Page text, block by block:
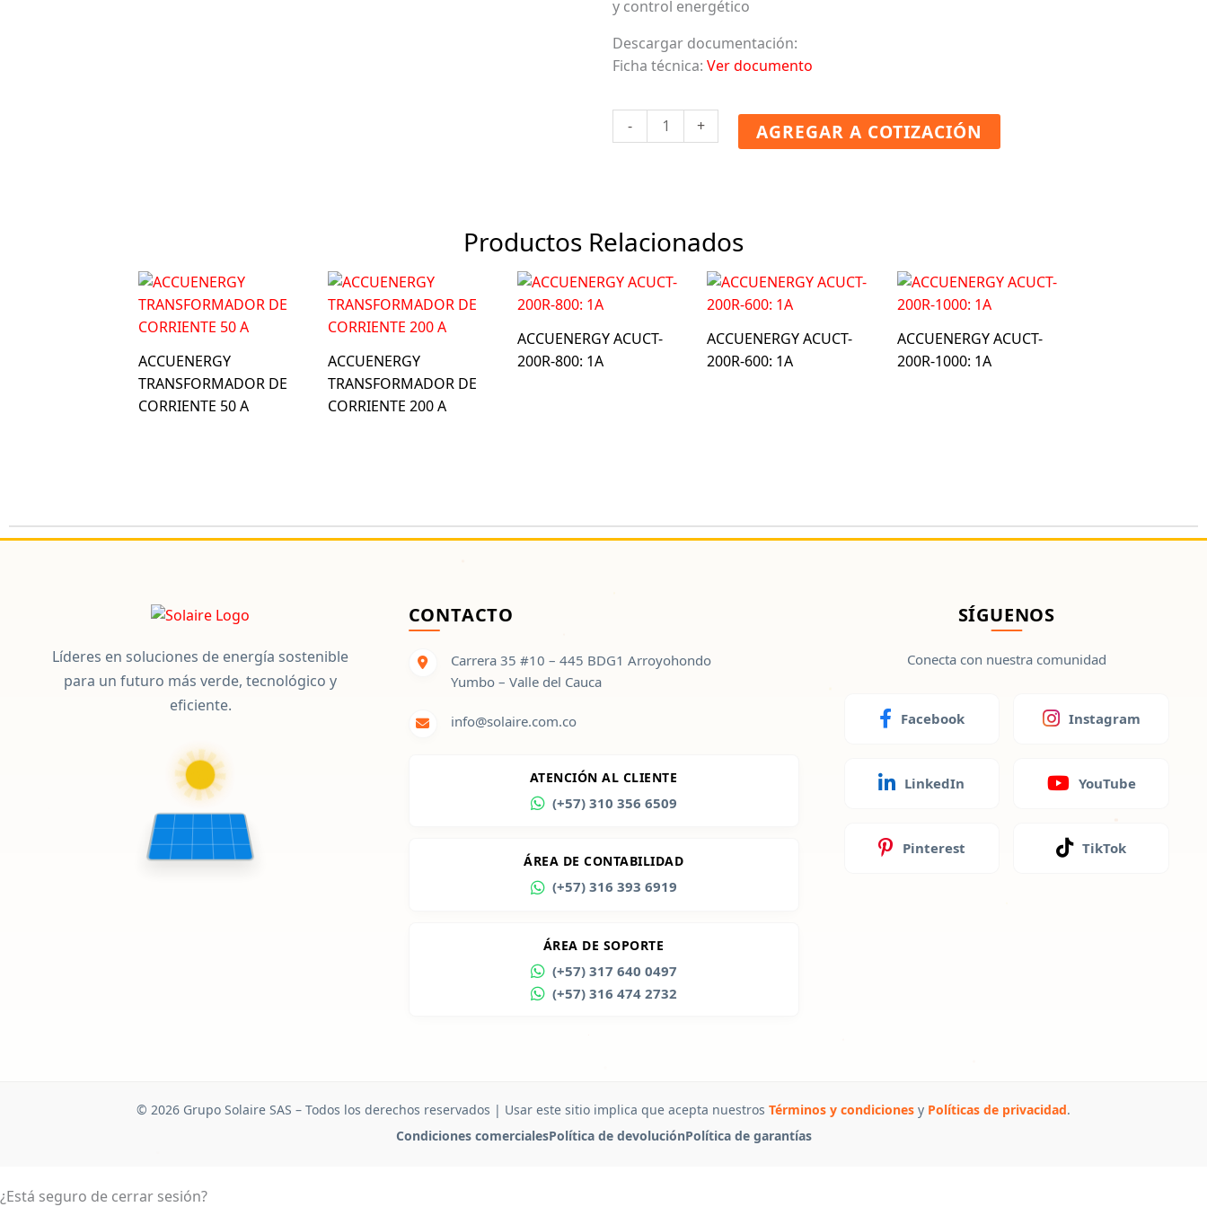
y control energético
Descargar documentación:
Ficha técnica: Ver documento
-
ACCUENERGY
TRANSFORMADOR
A
cantidad
+ AGREGAR A COTIZACIÓN
Productos Relacionados
ACCUENERGY
TRANSFORMADOR DE
CORRIENTE 50 A
ACCUENERGY
TRANSFORMADOR DE
CORRIENTE 200 A
ACCUENERGY ACUCT-
200R-800: 1A
ACCUENERGY ACUCT-
200R-600: 1A
ACCUENERGY ACUCT-
200R-1000: 1A
Líderes en soluciones de energía sostenible
para un futuro más verde, tecnológico y
eficiente.
CONTACTO
Carrera 35 #10 – 445 BDG1 Arroyohondo
Yumbo – Valle del Cauca
info@solaire.com.co
ATENCIÓN AL CLIENTE
(+57) 310 356 6509
ÁREA DE CONTABILIDAD
(+57) 316 393 6919
ÁREA DE SOPORTE
(+57) 317 640 0497
(+57) 316 474 2732
SÍGUENOS
Conecta con nuestra comunidad
Facebook Instagram
LinkedIn YouTube
Pinterest TikTok
© 2026 Grupo Solaire SAS – Todos los derechos reservados | Usar este sitio implica que acepta nuestros Términos y condiciones y Políticas de privacidad.
Condiciones comercialesPolítica de devoluciónPolítica de garantías
¿Está seguro de cerrar sesión?